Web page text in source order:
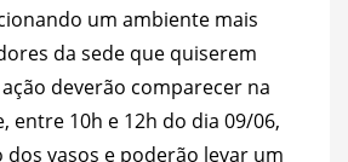
um ambiente mais
da sede que quiserem
deverão comparecer na
entre 10h e 12h do dia 09/06,
dos vasos e poderão levar um